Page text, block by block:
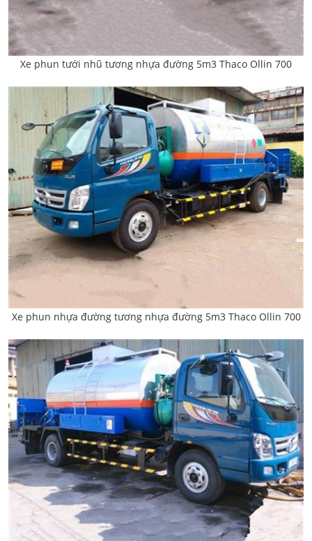
Xe phun tưới nhũ tương nhựa đường 5m3 Thaco Ollin 700
Xe phun nhựa đường tương nhựa đường 5m3 Thaco Ollin 700